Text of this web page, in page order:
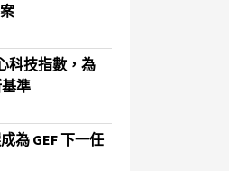
科技指數，為
準
為 GEF 下一任